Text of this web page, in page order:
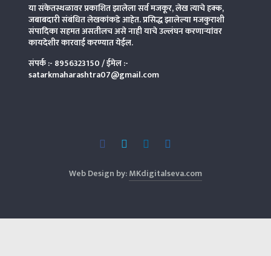
या संकेतस्थळावर प्रकाशित झालेला सर्व मजकूर, लेख त्याचे हक्क,
जबाबदारी संबंधित लेखकांकडे आहेत. प्रसिद्ध झालेल्या मजकुराशी
संपादिकासहमत असतीलच असे नाही याचे उल्लंघन करणाऱ्यांवर
कायदेशीर कारवाई करण्यात येईल.
संपर्क :- 8956323150/ ईमेल :-
satarkmaharashtra07@gmail.com
Web Design by:MKdigitalseva.com